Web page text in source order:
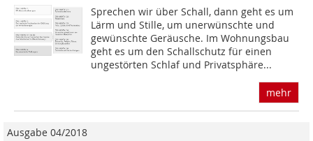
Sprechen wir über Schall, dann geht es um
Lärm und Stille, um unerwünschte und
gewünschte Geräusche. Im Wohnungsbau
geht es um den Schallschutz für einen
ungestörten Schlaf und Privatsphäre...
mehr
Ausgabe 04/2018